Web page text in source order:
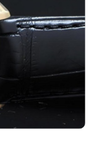
）
）
）10层13室（需提前预约）
提前预约）
提前预约）
前预约）
预约）
）